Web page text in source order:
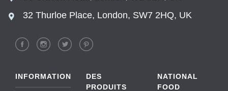
32 Thurloe Place, London, SW7 2HQ, UK
INFORMATION
DES
PRODUITS
NATIONAL
FOOD